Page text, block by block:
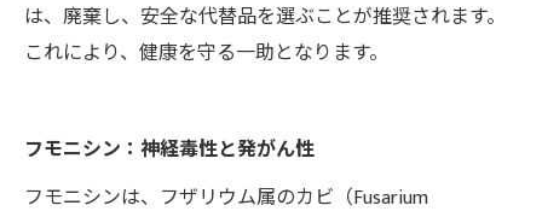
は、廃棄し、安全な代替品を選ぶことが推奨されます。
これにより、健康を守る一助となります。
フモニシン：神経毒性と発がん性
フモニシンは、フザリウム属のカビ（Fusarium